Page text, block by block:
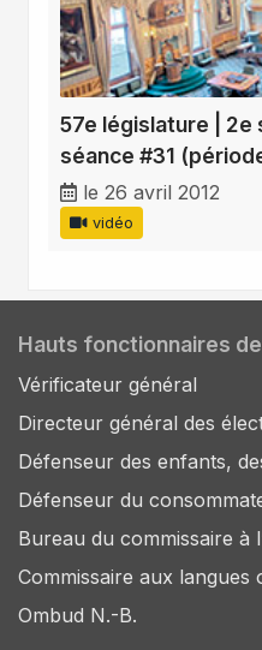
57e législature | 2e
séance #31
le 26 avril 2012
vidéo
Hauts fonctionnaires
Vérificateur général
Directeur général des
Défenseur des enfants,
Défenseur du
Bureau du commissaire à
Commissaire aux langues
Ombud N.-B.